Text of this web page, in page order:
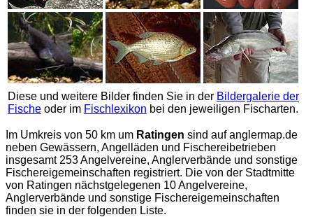
Diese und weitere Bilder finden Sie in der Bildergalerie der
Fische oder im Fischlexikon bei den jeweiligen Fischarten.
Im Umkreis von 50 km um Ratingen sind aufanglermap.de
neben Gewässern, Angelläden und Fischereibetrieben
insgesamt 253 Angelvereine, Anglerverbände und sonstige
Fischereigemeinschaften registriert. Die von der Stadtmitte
von Ratingen nächstgelegenen 10 Angelvereine,
Anglerverbände und sonstige Fischereigemeinschaften
finden sie in der folgenden Liste.